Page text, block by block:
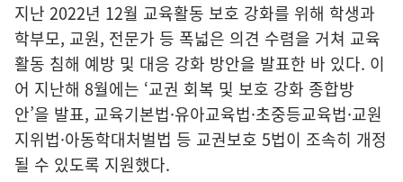
지난 2022년 12월 교육활동 보호 강화를 위해 학생과
학부모, 교원, 전문가 등 폭넓은 의견 수렴을 거쳐 교육
활동 침해 예방 및 대응 강화 방안을 발표한 바 있다. 이
어 지난해 8월에는 ‘교권 회복 및 보호 강화 종합방
안’을 발표, 교육기본법·유아교육법·초중등교육법·교원
지위법·아동학대처벌법 등 교권보호 5법이 조속히 개정
될 수 있도록 지원했다.